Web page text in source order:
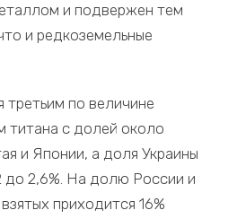
и подвержен тем
и редкоземельные
третьим по величине
титана с долей около
и Японии, а доля Украины
до 2,6%. На долю России и
приходится 16%